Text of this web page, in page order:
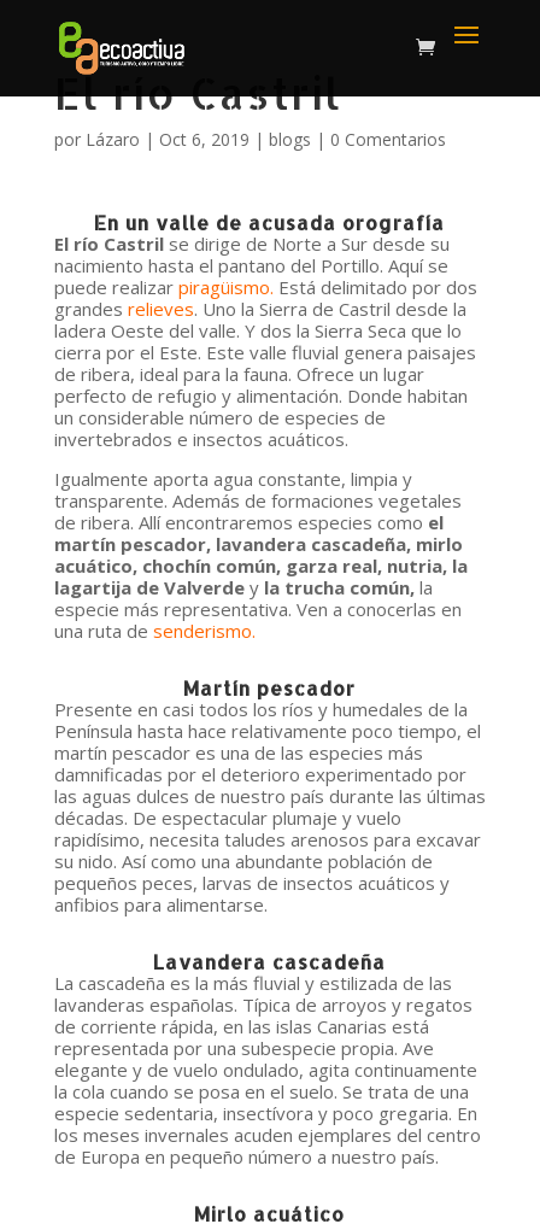
El río Castril
por Lázaro | Oct 6, 2019 | blogs | 0 Comentarios
En un valle de acusada orografía
El río Castrilse dirige de Norte a Sur desde su
nacimiento hasta el pantano del Portillo. Aquí se
puede realizar piragüismo. Está delimitado por dos
grandes relieves. Uno la Sierra de Castril desde la
ladera Oeste del valle. Y dos la Sierra Seca que lo
cierra por el Este. Este valle fluvial genera paisajes
de ribera, ideal para la fauna. Ofrece un lugar
perfecto de refugio y alimentación. Donde habitan
un considerable número de especies de
invertebrados e insectos acuáticos.
Igualmente aporta agua constante, limpia y
transparente. Además de formaciones vegetales
de ribera. Allí encontraremos especies como el
martín pescador, lavandera cascadeña, mirlo
acuático, chochín común, garza real, nutria, la
lagartija de Valverdeyla trucha común, la
especie más representativa. Ven a conocerlas en
una ruta de senderismo.
Martín pescador
Presente en casi todos los ríos y humedales de la
Península hasta hace relativamente poco tiempo, el
martín pescador es una de las especies más
damnificadas por el deterioro experimentado por
las aguas dulces de nuestro país durante las últimas
décadas. De espectacular plumaje y vuelo
rapidísimo, necesita taludes arenosos para excavar
su nido. Así como una abundante población de
pequeños peces, larvas de insectos acuáticos y
anfibios para alimentarse.
Lavandera cascadeña
La cascadeña es la más fluvial y estilizada de las
lavanderas españolas. Típica de arroyos y regatos
de corriente rápida, en las islas Canarias está
representada por una subespecie propia. Ave
elegante y de vuelo ondulado, agita continuamente
la cola cuando se posa en el suelo. Se trata de una
especie sedentaria, insectívora y poco gregaria. En
los meses invernales acuden ejemplares del centro
de Europa en pequeño número a nuestro país.
Mirlo acuático